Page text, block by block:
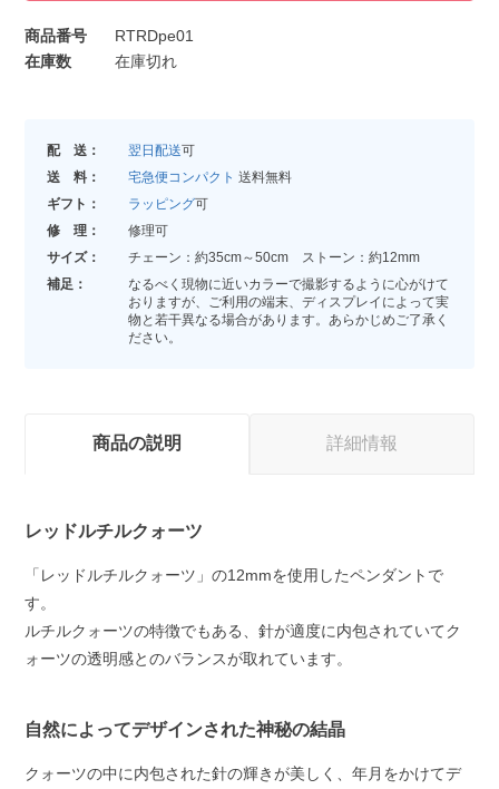
商品番号
RTRDpe01
在庫数
在庫切れ
配 送： 翌日配送可
送 料：
宅急便コンパクト 送料無料
ギフト：
ラッピング可
修 理：
修理可
サイズ：
チェーン：約35cm～50cm ストーン：約12mm
補足：
なるべく現物に近いカラーで撮影するように心がけて
おりますが、ご利用の端末、ディスプレイによって実
物と若干異なる場合があります。あらかじめご了承く
ださい。
商品の説明 詳細情報
レッドルチルクォーツ
「レッドルチルクォーツ」の12mmを使用したペンダントで
す。
ルチルクォーツの特徴でもある、針が適度に内包されていてク
ォーツの透明感とのバランスが取れています。
自然によってデザインされた神秘の結晶
クォーツの中に内包された針の輝きが美しく、年月をかけてデ